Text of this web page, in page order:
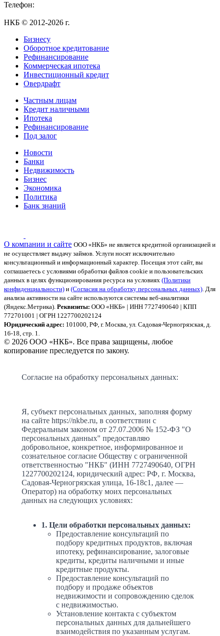
Телефон:
НКБ © 2012-2026 г.
Бизнесу
Оборотное кредитование
Рефинансирование
Коммерческая ипотека
Инвестиционный кредит
Овердрафт
Частным лицам
Кредит наличными
Ипотека
Рефинансирование
Под залог
Новости
Банки
Недвижимость
Бизнес
Экономика
Политика
Банк знаний
О компании и сайте ООО «НКБ» не является кредитной организацией и
не осуществляет выдачу займов. Услуги носят исключительно
консультационный и информационный характер. Посещая этот сайт, вы
соглашаетесь с условиями обработки файлов cookie и пользовательских
данных в целях функционирования ресурса на условиях (Политики
конфиденциальности) и (Согласия на обработку персональных данных) . Для
анализа активности на сайте используются системы веб-аналитики
(Яндекс.Метрика). Реквизиты: ООО «НКБ» | ИНН 7727490640 | КПП
772701001 | ОГРН 1227700202124
Юридический адрес: 101000, РФ, г. Москва, ул. Садовая-Черногрязская, д.
16-18, стр. 1.
© 2026 ООО «НКБ». Все права защищены, любое
копирование преследуется по закону.
Согласие на обработку персональных данных:
Я, субъект персональных данных, заполняя форму
на сайте https://nkbe.ru, в соответствии с
Федеральным законом от 27.07.2006 № 152-ФЗ "О
персональных данных" предоставляю
добровольное, конкретное, информированное и
сознательное согласие Обществу с ограниченной
ответственностью "НКБ" (ИНН 7727490640, ОГРН
1227700202124, юридический адрес: РФ, г. Москва,
Садовая-Черногрязская улица, 16-18с1, далее —
Оператор) на обработку моих персональных
данных на следующих условиях:
1. Цели обработки персональных данных:
Предоставление консультаций по
подбору кредитных продуктов, включая
ипотеку, рефинансирование, залоговые
кредиты, кредиты наличными и иные
кредитные продукты.
Предоставление консультаций по
подбору и продаже объектов
недвижимости и сопровождению сделок
с недвижимостью.
Установление контакта с субъектом
персональных данных для дальнейшего
взаимодействия по указанным услугам.